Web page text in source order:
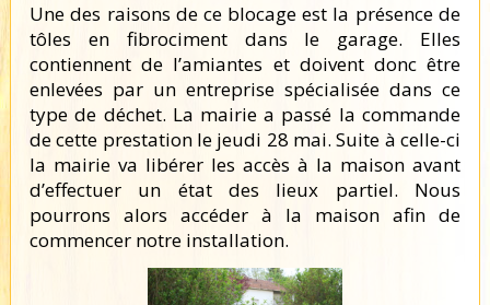
Une des raisons de ce blocage est la présence de
tôles en fibrociment dans le garage. Elles
contiennent de l’amiantes et doivent donc être
enlevées par un entreprise spécialisée dans ce
type de déchet. La mairie a passé la commande
de cette prestation le jeudi 28 mai. Suite à celle-ci
la mairie va libérer les accès à la maison avant
d’effectuer un état des lieux partiel. Nous
pourrons alors accéder à la maison afin de
commencer notre installation.